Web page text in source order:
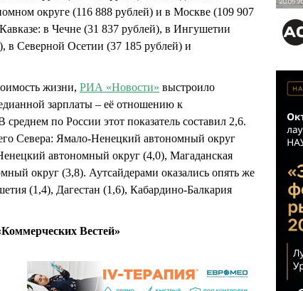
округе (116 888 рублей) и в Москве (109 907
в Чечне (31 837 рублей), в Ингушетии
в Северной Осетии (37 185 рублей) и
жизни, РИА «Новости» выстроило
зарплаты – её отношению к
по России этот показатель составил 2,6.
Севера: Ямало-Ненецкий автономный округ
автономный округ (4,0), Магаданская
округ (3,8). Аутсайдерами оказались опять же
(1,4), Дагестан (1,6), Кабардино-Балкария
Вестей»